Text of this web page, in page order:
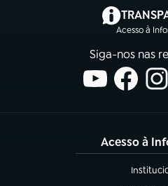
Acesso à
Siga-nos nas
Acesso à
(abre